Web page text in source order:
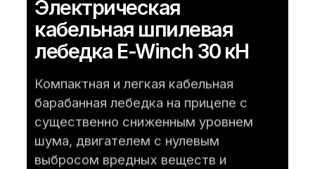
Электрическая
кабельная шпилевая
лебедка E-Winch 30 кН
Компактная и легкая кабельная
барабанная лебедка на прицепе с
существенно сниженным уровнем
шума, двигателем с нулевым
выбросом вредных веществ и